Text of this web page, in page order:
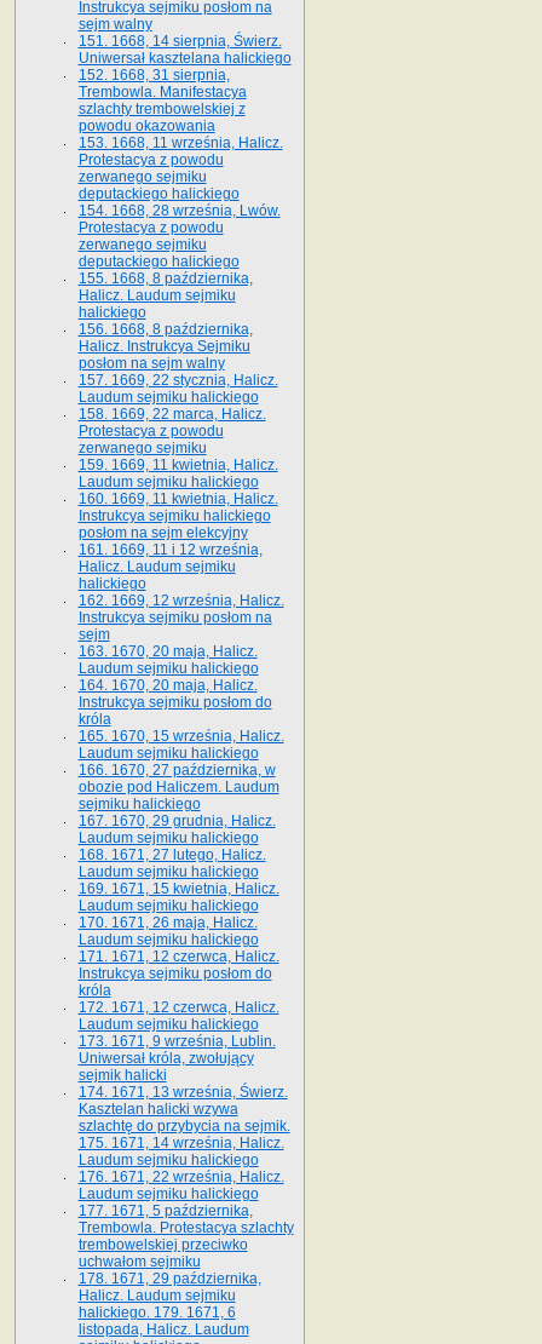
Instrukcya sejmiku posłom na
sejm walny
151. 1668, 14 sierpnia, Świerz.
Uniwersał kasztelana halickiego
152. 1668, 31 sierpnia,
Trembowla. Manifestacya
szlachty trembowelskiej z
powodu okazowania
153. 1668, 11 września, Halicz.
Protestacya z powodu
zerwanego sejmiku
deputackiego halickiego
154. 1668, 28 września, Lwów.
Protestacya z powodu
zerwanego sejmiku
deputackiego halickiego
155. 1668, 8 października,
Halicz. Laudum sejmiku
halickiego
156. 1668, 8 października,
Halicz. Instrukcya Sejmiku
posłom na sejm walny
157. 1669, 22 stycznia, Halicz.
Laudum sejmiku halickiego
158. 1669, 22 marca, Halicz.
Protestacya z powodu
zerwanego sejmiku
159. 1669, 11 kwietnia, Halicz.
Laudum sejmiku halickiego
160. 1669, 11 kwietnia, Halicz.
Instrukcya sejmiku halickiego
posłom na sejm elekcyjny
161. 1669, 11 i 12 września,
Halicz. Laudum sejmiku
halickiego
162. 1669, 12 września, Halicz.
Instrukcya sejmiku posłom na
sejm
163. 1670, 20 maja, Halicz.
Laudum sejmiku halickiego
164. 1670, 20 maja, Halicz.
Instrukcya sejmiku posłom do
króla
165. 1670, 15 września, Halicz.
Laudum sejmiku halickiego
166. 1670, 27 października, w
obozie pod Haliczem. Laudum
sejmiku halickiego
167. 1670, 29 grudnia, Halicz.
Laudum sejmiku halickiego
168. 1671, 27 lutego, Halicz.
Laudum sejmiku halickiego
169. 1671, 15 kwietnia, Halicz.
Laudum sejmiku halickiego
170. 1671, 26 maja, Halicz.
Laudum sejmiku halickiego
171. 1671, 12 czerwca, Halicz.
Instrukcya sejmiku posłom do
króla
172. 1671, 12 czerwca, Halicz.
Laudum sejmiku halickiego
173. 1671, 9 września, Lublin.
Uniwersał króla, zwołujący
sejmik halicki
174. 1671, 13 września, Świerz.
Kasztelan halicki wzywa
szlachtę do przybycia na sejmik.
175. 1671, 14 września, Halicz.
Laudum sejmiku halickiego
176. 1671, 22 września, Halicz.
Laudum sejmiku halickiego
177. 1671, 5 października,
Trembowla. Protestacya szlachty
trembowelskiej przeciwko
uchwałom sejmiku
178. 1671, 29 października,
Halicz. Laudum sejmiku
halickiego. 179. 1671, 6
listopada, Halicz. Laudum